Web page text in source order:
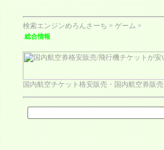
検索エンジンめろんさーち>ゲーム>
総合情報
国内航空チケット格安販売・国内航空券販売